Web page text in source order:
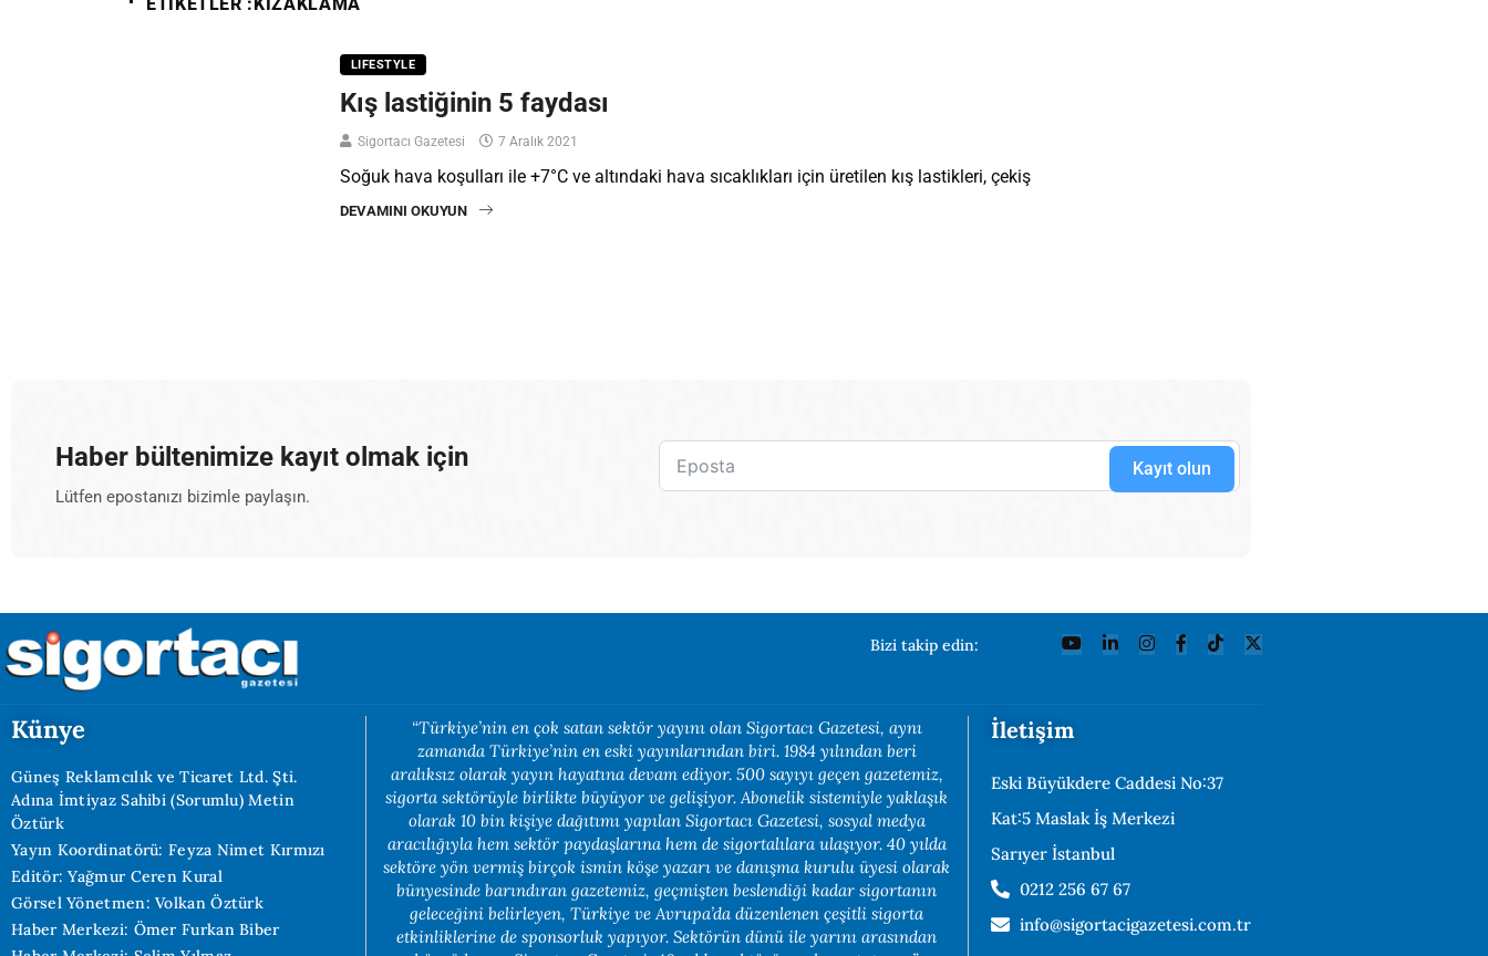
LIFESTYLE
Kış lastiğinin 5 faydası
Sigortacı Gazetesi 7 Aralık 2021
Soğuk hava koşulları ile +7°C ve altındaki hava sıcaklıkları için üretilen kış lastikleri, çekiş
DEVAMINI OKUYUN
Haber bültenimize kayıt olmak için
Lütfen epostanızı bizimle paylaşın.
Kayıt olun
Bizi takip edin:
Künye
Güneş Reklamcılık ve Ticaret Ltd. Şti.
Adına İmtiyaz Sahibi (Sorumlu) Metin
Öztürk
Yayın Koordinatörü: Feyza Nimet Kırmızı
Editör: Yağmur Ceren Kural
Görsel Yönetmen: Volkan Öztürk
Haber Merkezi: Ömer Furkan Biber
“Türkiye’nin en çok satan sektör yayını olan Sigortacı Gazetesi, aynı
zamanda Türkiye’nin en eski yayınlarından biri. 1984 yılından beri
aralıksız olarak yayın hayatına devam ediyor. 500 sayıyı geçen gazetemiz,
sigorta sektörüyle birlikte büyüyor ve gelişiyor. Abonelik sistemiyle yaklaşık
olarak 10 bin kişiye dağıtımı yapılan Sigortacı Gazetesi, sosyal medya
aracılığıyla hem sektör paydaşlarına hem de sigortalılara ulaşıyor. 40 yılda
sektöre yön vermiş birçok ismin köşe yazarı ve danışma kurulu üyesi olarak
bünyesinde barındıran gazetemiz, geçmişten beslendiği kadar sigortanın
geleceğini belirleyen, Türkiye ve Avrupa’da düzenlenen çeşitli sigorta
etkinliklerine de sponsorluk yapıyor. Sektörün dünü ile yarını arasından
İletişim
Eski Büyükdere Caddesi No:37
Kat:5 Maslak İş Merkezi
Sarıyer İstanbul
0212 256 67 67
info@sigortacigazetesi.com.tr